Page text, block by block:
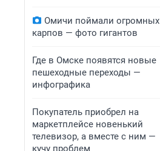
Омичи поймали огромных
карпов — фото гигантов
Где в Омске появятся новые
пешеходные переходы —
инфографика
Покупатель приобрел на
маркетплейсе новенький
телевизор, а вместе с ним —
кучу проблем